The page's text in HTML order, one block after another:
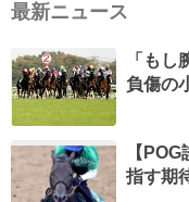
最新ニュース
「も
負傷の
【
指す期